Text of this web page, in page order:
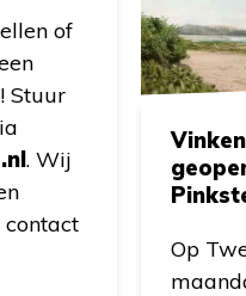
of
Stuur
. Wij
contact
Op